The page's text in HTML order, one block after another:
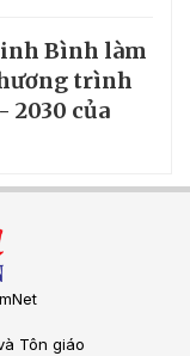
Bình làm
trình
2030 của
Tôn giáo